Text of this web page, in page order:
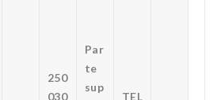
250
030
Par
te
sup
TEL